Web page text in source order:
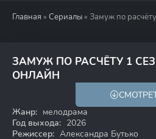
Главная » Сериалы » Замуж по
ЗАМУЖ ПО РАСЧЁТУ 1
ОНЛАЙН
Жанр: мелодрама
Год выхода: 2026
Режиссер: Александра Бутько